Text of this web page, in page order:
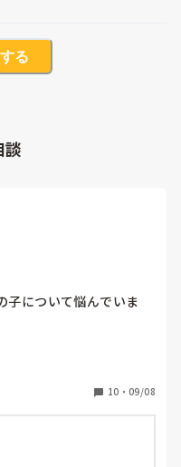
る
談
子について悩んでいま
り、慣れないところだ
楽しんだり落ち着いて過
どスキンシップを求め逆
もあると思いますが、担
10 ・ 09/08